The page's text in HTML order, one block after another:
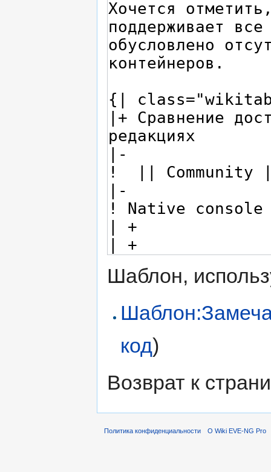
Шаблон,
код)
Возврат к
Политика конфиденциальности О Wiki EVE-NG Pro